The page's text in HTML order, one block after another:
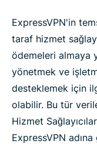
ExpressVPN'in
taraf hizmet
ödemeleri almaya
yönetmek ve
desteklemek için
olabilir. Bu tür
Hizmet
ExpressVPN